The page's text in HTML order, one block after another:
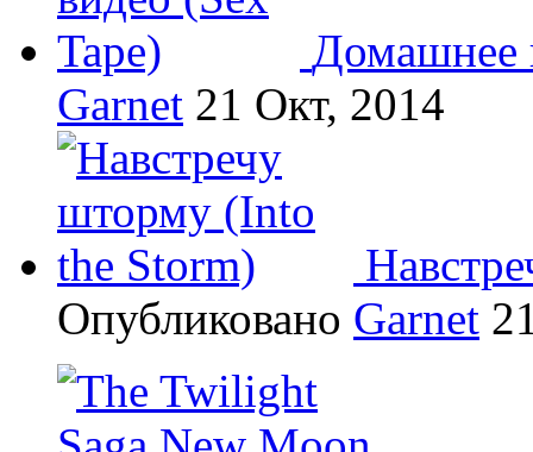
Домашнее
Garnet 21 Окт, 2014
Опубликовано Garnet